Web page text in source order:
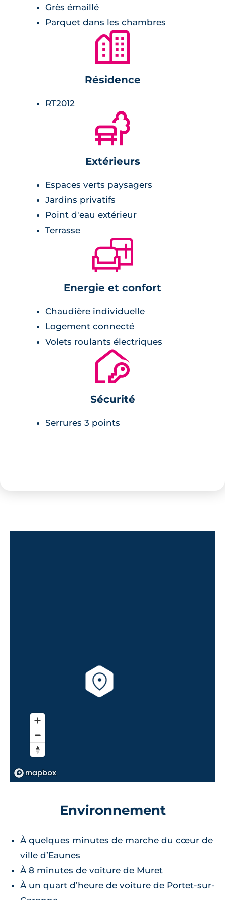
présents dans la résidence pour créer un
environnement agréable Les jardins privatifs
disposent d'un point d'eau extérieur, et les
terrasses invitent à la détente. Les cuisines
équipées, placards pré-équipés et penderies,
miroirs sur vasques, mitigeurs et sèche-
serviettes, contribuent au confort et à
l'esthétique du lieu. La sécurité est également
assurée grâce aux serrures 3 points.
réglementation thermique RT2012 et éligible
au dispositif Pinel, offrant des avantages
émaillé 45x45 dans les pièces de vie, le
hauteur dans les pièces d'eau ajoutent une
touche d'élégance à ces villas. Cette résidence
est donc une opportunité à ne pas manquer
confortable et raffiné.
Grès émaillé
Parquet dans les chambres
🏙
Résidence
RT2012
🌲
Extérieurs
Espaces verts paysagers
Jardins privatifs
Point d'eau extérieur
Terrasse
🛋
Energie et confort
Chaudière individuelle
Logement connecté
Volets roulants électriques
🔐
Sécurité
Serrures 3 points
Environnement
À quelques minutes de marche du cœur de
ville d’Eaunes
À 8 minutes de voiture de Muret
À un quart d’heure de voiture de Portet-sur-